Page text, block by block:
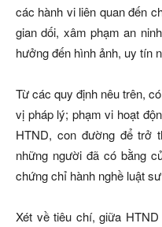
các hành vi liên quan đến
gian dối, xâm phạm an
hưởng đến hình ảnh, uy tín
Từ các quy định nêu trên,
vị pháp lý; phạm vi hoạt
HTND, con đường để trở
những người đã có bằng
chứng chỉ hành nghề luật
Xét về tiêu chí, giữa